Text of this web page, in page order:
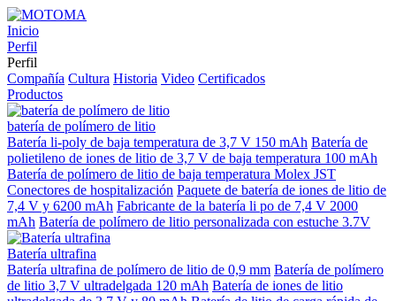
Inicio
Perfil
Perfil
Compañía Cultura Historia Video Certificados
Productos
batería de polímero de litio
Batería li-poly de baja temperatura de 3,7 V 150 mAh Batería de
polietileno de iones de litio de 3,7 V de baja temperatura 100 mAh
Batería de polímero de litio de baja temperatura Molex JST
Conectores de hospitalización Paquete de batería de iones de litio de
7,4 V y 6200 mAh Fabricante de la batería li po de 7,4 V 2000
mAh Batería de polímero de litio personalizada con estuche 3.7V
Batería ultrafina
Batería ultrafina de polímero de litio de 0,9 mm Batería de polímero
de litio 3,7 V ultradelgada 120 mAh Batería de iones de litio